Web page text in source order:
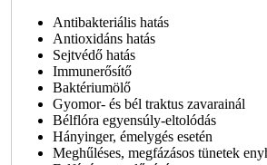
Antibakteriális hatás
Antioxidáns hatás
Sejtvédő hatás
Immunerősítő
Baktériumölő
Gyomor- és bél traktus zavarainál
Bélflóra egyensúly-eltolódás
Hányinger, émelygés esetén
Meghűléses, megfázásos tünetek